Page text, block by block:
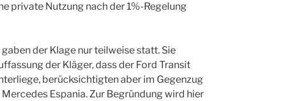
private Nutzung nach der 1%-Regelung
der Klage nur teilweise statt. Sie
der Kläger, dass der Ford Transit
berücksichtigten aber im Gegenzug
Espania. Zur Begründung wird hier